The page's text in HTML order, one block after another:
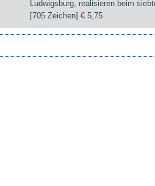
Ludwigsburg, realisieren beim
[705 Zeichen]€ 5,75